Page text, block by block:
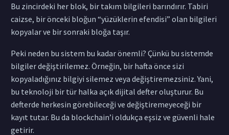
Bu zincirdeki her blok, bir takım bilgileri barındırır. Tabiri
caizse, bir önceki bloğun “yüzüklerin efendisi” olan bilgileri
kopyalar ve bir sonraki bloğa taşır.
Peki neden bu sistem bu kadar önemli? Çünkü bu sistemde
bilgiler değiştirilemez. Örneğin, bir hafta önce sizi
kopyaladığınız bilgiyi silemez veya değiştiremezsiniz. Yani,
bu teknoloji bir tür halka açık dijital defter oluşturur. Bu
defterde herkesin görebileceği ve değiştiremeyeceği bir
kayıt tutar. Bu da blockchain’i oldukça eşsiz ve güvenli hale
getirir.